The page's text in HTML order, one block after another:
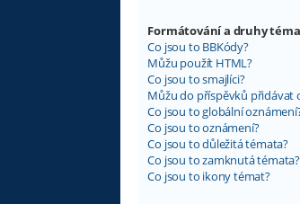
Formátování a druhy
Co jsou to BBKódy?
Můžu použít HTML?
Co jsou to smajlíci?
Můžu do příspěvků přidávat
Co jsou to globální
Co jsou to oznámení?
Co jsou to důležitá témata?
Co jsou to zamknutá témata?
Co jsou to ikony témat?